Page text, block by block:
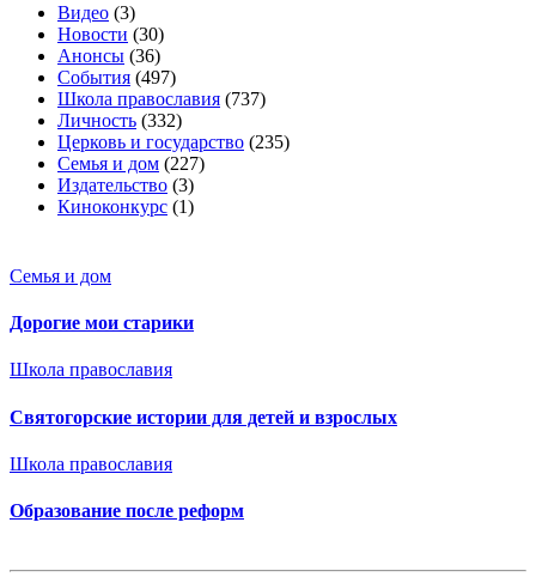
Видео (3)
Новости (30)
Анонсы (36)
События (497)
Школа православия (737)
Личность (332)
Церковь и государство (235)
Семья и дом (227)
Издательство (3)
Киноконкурс (1)
Семья и дом
Дорогие мои старики
Школа православия
Святогорские истории для детей и взрослых
Школа православия
Образование после реформ